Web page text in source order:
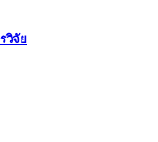
วิจัย